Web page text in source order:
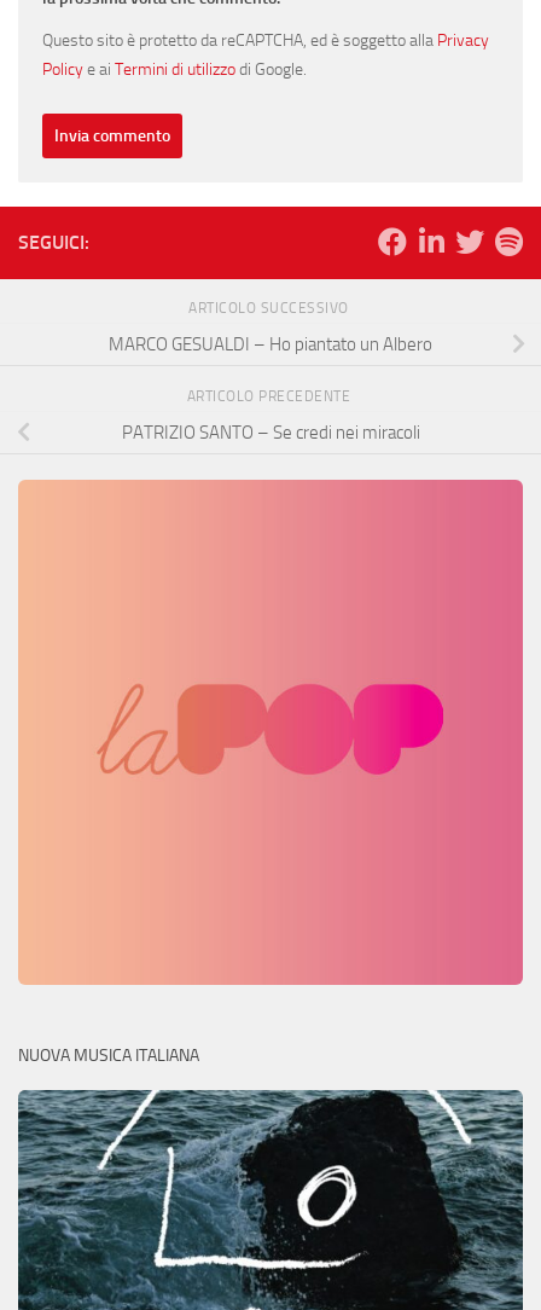
Questo sito è protetto da reCAPTCHA, ed è soggetto alla Privacy
Policye ai Termini di utilizzodi Google.
SEGUICI:
ARTICOLO SUCCESSIVO
MARCO GESUALDI – Ho piantato un Albero
ARTICOLO PRECEDENTE
PATRIZIO SANTO – Se credi nei miracoli
NUOVA MUSICA ITALIANA